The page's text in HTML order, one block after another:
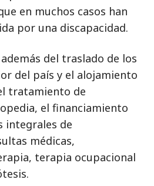
en muchos casos han
por una discapacidad.
del traslado de los
del país y el alojamiento
tratamiento de
el financiamiento
integrales de
médicas,
terapia ocupacional